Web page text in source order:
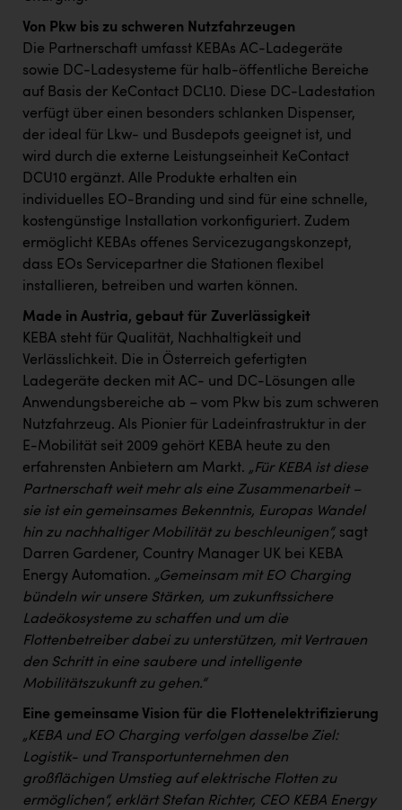
TCL
TRAILOMAT & Cycling Austria
VERITAS
Vier Diamanten
Vorlagenportal
Wir besiegen Krebs
Wirtschaftskammer OÖ
ZGONC
z.l.ö.
Österreichisches Hebammengremium
Wirtschaftskammer OÖ Energiehandel
Dopgas
kunden basics
kontakt
Von Pkw bis zu schweren Nutzfahrzeugen
Die Partnerschaft umfasst KEBAs AC-Ladegeräte
sowie DC-Ladesysteme für halb-öffentliche Bereiche
auf Basis der KeContact DCL10. Diese DC-Ladestation
verfügt über einen besonders schlanken Dispenser,
der ideal für Lkw- und Busdepots geeignet ist, und
wird durch die externe Leistungseinheit KeContact
DCU10 ergänzt. Alle Produkte erhalten ein
individuelles EO-Branding und sind für eine schnelle,
kostengünstige Installation vorkonfiguriert. Zudem
ermöglicht KEBAs offenes Servicezugangskonzept,
dass EOs Servicepartner die Stationen flexibel
installieren, betreiben und warten können.
Made in Austria, gebaut für Zuverlässigkeit
KEBA steht für Qualität, Nachhaltigkeit und
Verlässlichkeit. Die in Österreich gefertigten
Ladegeräte decken mit AC- und DC-Lösungen alle
Anwendungsbereiche ab – vom Pkw bis zum schweren
Nutzfahrzeug. Als Pionier für Ladeinfrastruktur in der
E-Mobilität seit 2009 gehört KEBA heute zu den
erfahrensten Anbietern am Markt. „Für KEBA ist diese
Partnerschaft weit mehr als eine Zusammenarbeit –
sie ist ein gemeinsames Bekenntnis, Europas Wandel
hin zu nachhaltiger Mobilität zu beschleunigen“, sagt
Darren Gardener, Country Manager UK bei KEBA
Energy Automation. „Gemeinsam mit EO Charging
bündeln wir unsere Stärken, um zukunftssichere
Ladeökosysteme zu schaffen und um die
Flottenbetreiber dabei zu unterstützen, mit Vertrauen
den Schritt in eine saubere und intelligente
Mobilitätszukunft zu gehen.“
Eine gemeinsame Vision für die Flottenelektrifizierung
„KEBA und EO Charging verfolgen dasselbe Ziel:
Logistik- und Transportunternehmen den
großflächigen Umstieg auf elektrische Flotten zu
ermöglichen“, erklärt Stefan Richter, CEO KEBA Energy